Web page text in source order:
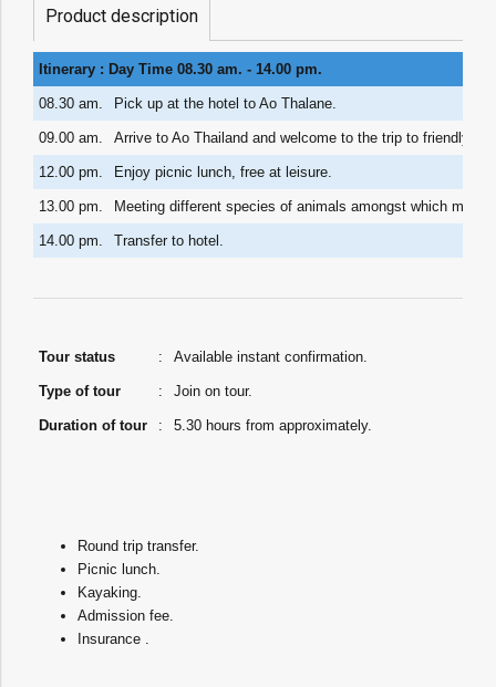
Product description
Itinerary : Day Time 08.30 am. - 14.00 pm.
08.30 am. Pick up at the hotel to Ao Thalane.
09.00 am. Arrive to Ao Thailand and welcome to the trip to friendly
12.00 pm. Enjoy picnic lunch, free at leisure.
13.00 pm. Meeting different species of animals amongst which
14.00 pm. Transfer to hotel.
Tour status : Available instant confirmation.
Type of tour : Join on tour.
Duration of tour : 5.30 hours from approximately.
Round trip transfer.
Picnic lunch.
Kayaking.
Admission fee.
Insurance .